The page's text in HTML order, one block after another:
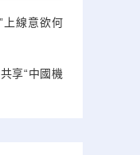
上線意欲何
享“中國機